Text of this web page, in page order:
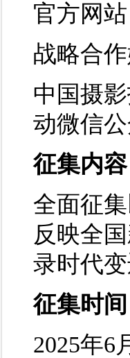
官方网
战略合
中国摄
动微信
征集内容
全面征
反映全
录时代
征集时间
2025年6